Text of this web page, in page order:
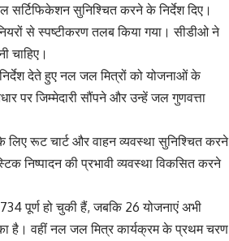
सर्टिफिकेशन सुनिश्चित करने के निर्देश दिए।
से स्पष्टीकरण तलब किया गया। सीडीओ ने
चाहिए।
देते हुए नल जल मित्रों को योजनाओं के
पर जिम्मेदारी सौंपने और उन्हें जल गुणवत्ता
लिए रूट चार्ट और वाहन व्यवस्था सुनिश्चित करने
निष्पादन की प्रभावी व्यवस्था विकसित करने
पूर्ण हो चुकी हैं, जबकि 26 योजनाएं अभी
है। वहीं नल जल मित्र कार्यक्रम के प्रथम चरण